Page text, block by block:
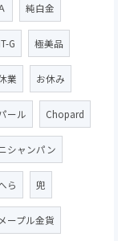
純白金
G 極美品
業 お休み
ール Chopard
シャンパン
ら 兜
メープル金貨